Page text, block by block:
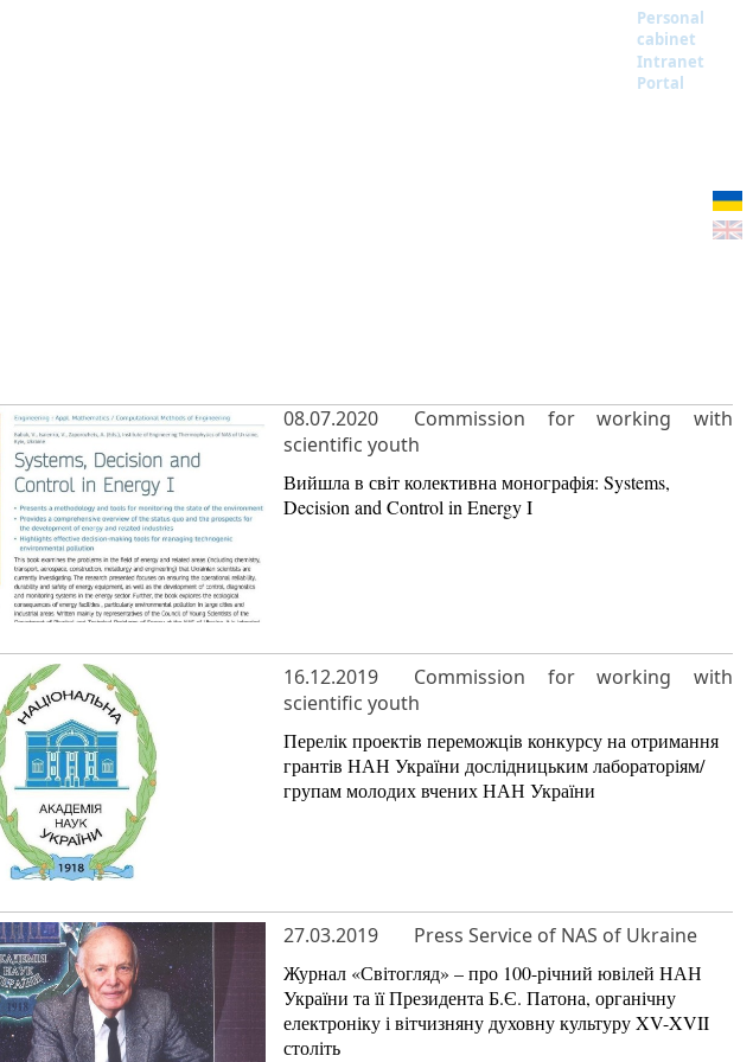
Personal
cabinet
Intranet
Portal
08.07.2020
Commission for working with
scientific youth
Вийшла в світ колективна монографія: Systems,
Decision and Control in Energy I
16.12.2019
Commission for working with
scientific youth
Перелік проектів переможців конкурсу на отримання
грантів НАН України дослідницьким лабораторіям/
групам молодих вчених НАН України
27.03.2019 Press Service of NAS of Ukraine
Журнал «Світогляд» – про 100-річний ювілей НАН
України та її Президента Б.Є. Патона, органічну
електроніку і вітчизняну духовну культуру XV-XVII
століть